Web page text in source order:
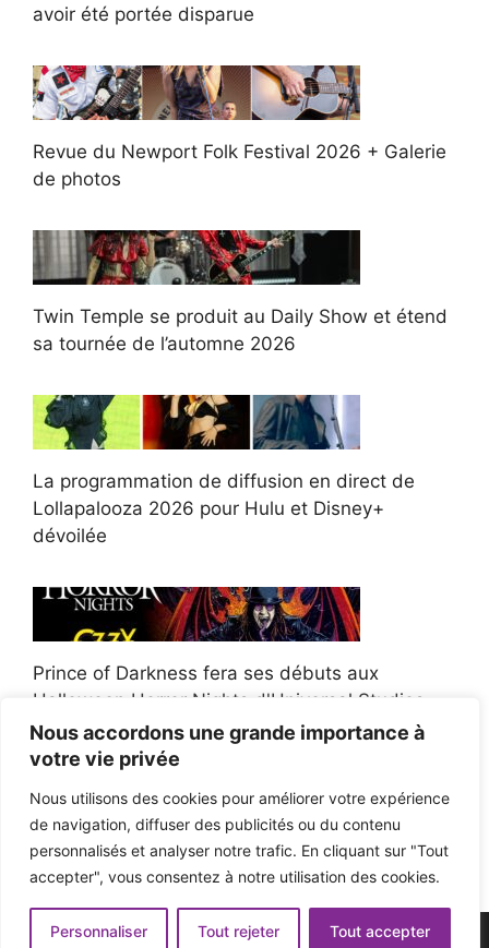
Nous accordons une grande importance à
votre vie privée
Nous utilisons des cookies pour améliorer votre expérience
de navigation, diffuser des publicités ou du contenu
personnalisés et analyser notre trafic. En cliquant sur "Tout
accepter", vous consentez à notre utilisation des cookies.
Personnaliser Tout rejeter Tout accepter
avoir été portée disparue
Revue du Newport Folk Festival 2026 + Galerie
de photos
Twin Temple se produit au Daily Show et étend
sa tournée de l’automne 2026
La programmation de diffusion en direct de
Lollapalooza 2026 pour Hulu et Disney+
dévoilée
Prince of Darkness fera ses débuts aux
Halloween Horror Nights d'Universal Studios
Afroman poursuit un policier de l'Ohio après la
victoire du jury en diffamation